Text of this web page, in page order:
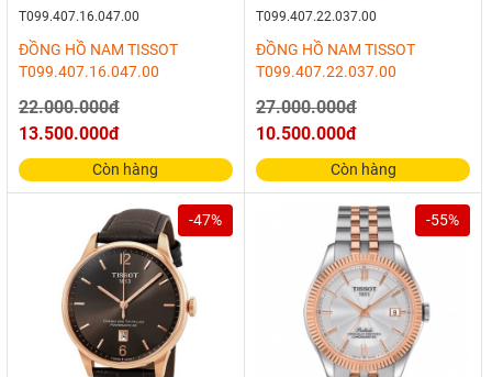
T099.407.16.047.00
ĐỒNG HỒ NAM TISSOT
T099.407.16.047.00
22.000.000đ
13.500.000đ
Còn hàng
T099.407.22.037.00
ĐỒNG HỒ NAM TISSOT
T099.407.22.037.00
27.000.000đ
10.500.000đ
Còn hàng
-47% -55%